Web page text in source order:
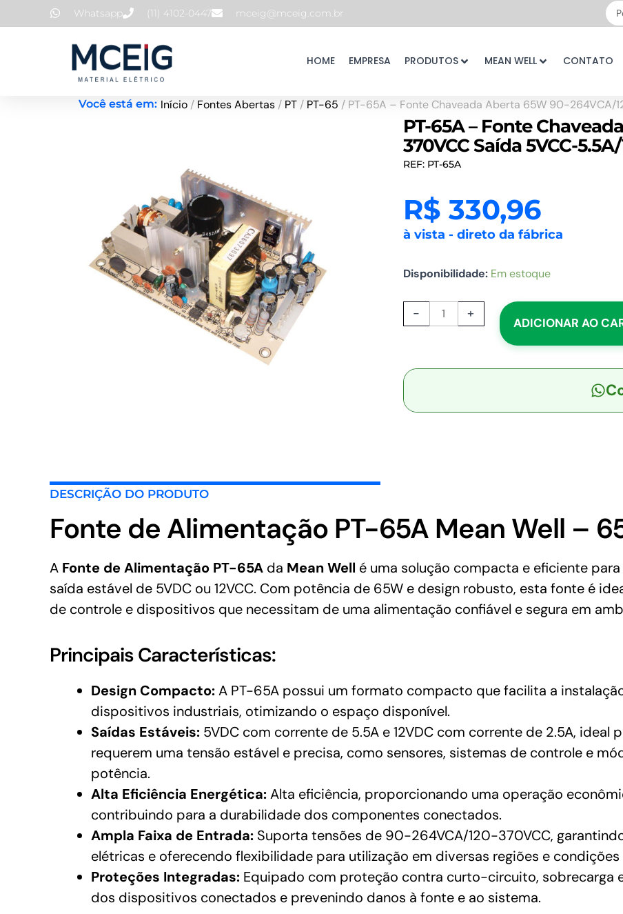
para
Whatsapp (11) 4102-0447 mceig@mceig.com.br
...
HOME EMPRESA PRODUTOS MEAN WELL CONTATO
Você está em: Início / Fontes Abertas / PT / PT-65 / PT-65A – Fonte Chaveada Aberta 65W 90-264VCA/
PT-65A – Fonte
370VCC Saída 5VCC-
REF: PT-65A
R$ 330,96
à vista - direto da fábrica
Disponibilidade: Em estoque
-
PT-
-
Fonte
65W
264VCA/120-
MEAN
quantidade
+
ADICIONAR AO
DESCRIÇÃO DO PRODUTO
Fonte de Alimentação PT-65A Mean Well –
A Fonte de Alimentação PT-65A da Mean Well é uma solução compacta e eficiente
saída estável de 5VDC ou 12VCC. Com potência de 65W e design robusto, esta fonte é
de controle e dispositivos que necessitam de uma alimentação confiável e segura em
Principais Características:
Design Compacto:A PT-65A possui um formato compacto que facilita a
dispositivos industriais, otimizando o espaço disponível.
Saídas Estáveis: 5VDC com corrente de 5.5A e 12VDC com corrente de 2.5A,
requerem uma tensão estável e precisa, como sensores, sistemas de controle e
potência.
Alta Eficiência Energética:Alta eficiência, proporcionando uma operação
contribuindo para a durabilidade dos componentes conectados.
Ampla Faixa de Entrada: Suporta tensões de 90-264VCA/120-370VCC,
elétricas e oferecendo flexibilidade para utilização em diversas regiões e
Proteções Integradas: Equipado com proteção contra curto-circuito, sobrecarga
dos dispositivos conectados e prevenindo danos à fonte e ao sistema.